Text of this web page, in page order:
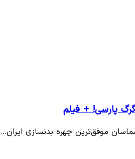
پارسی! + فیلم
موفق‌ترین چهره بدنسازی ایران…